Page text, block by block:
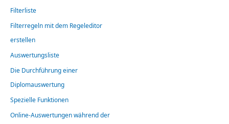
Filterliste
Filterregeln mit dem Regeleditor
erstellen
Auswertungsliste
Die Durchführung einer
Diplomauswertung
Spezielle Funktionen
Online-Auswertungen während der